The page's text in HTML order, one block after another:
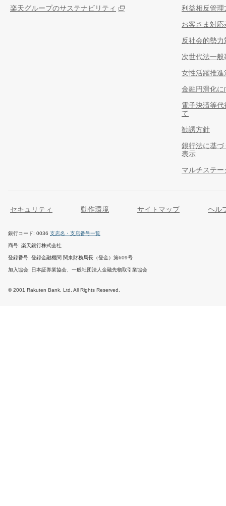
楽天グループのサステナビリティ
利益相反管理
お客さま対応
反社会的勢
次世代法一
女性活躍推
金融円滑化
電子決済等
て
勧誘方針
銀行法に基
表示
マルチステ
セキュリティ 動作環境 サイトマップ ヘル
銀行コード 0036 支店名・支店番号一覧
商号 楽天銀行株式会社
登録番号 登録金融機関 関東財務局長（登金）第609号
加入協会 日本証券業協会、一般社団法人金融先物取引業協会
© 2001 Rakuten Bank, Ltd. All Rights Reserved.